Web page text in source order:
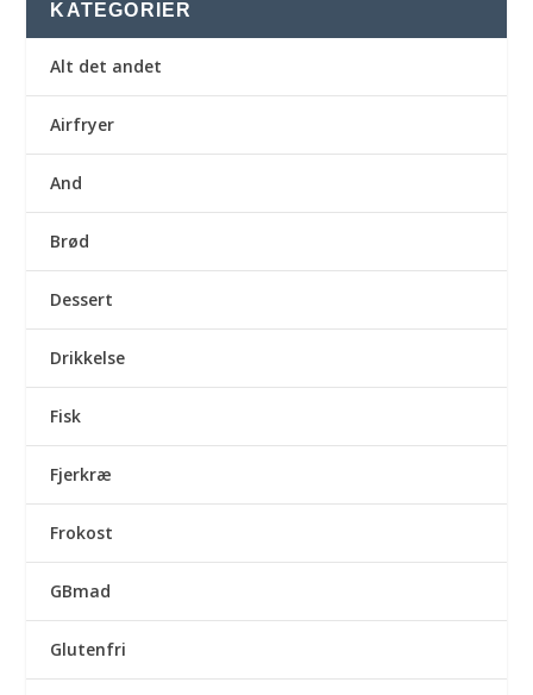
KATEGORIER
Alt det andet
Airfryer
And
Brød
Dessert
Drikkelse
Fisk
Fjerkræ
Frokost
GBmad
Glutenfri